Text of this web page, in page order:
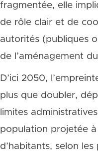
fragmentée, elle
de rôle clair et de
autorités (publiques
de l’aménagement
D’ici 2050,
plus que doubler,
limites
population projetée
d’habitants, selon les